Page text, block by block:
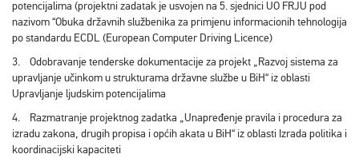
potencijalima (projektni zadatak je usvojen na 5. sjednici UO FRJU pod
nazivom “Obuka državnih službenika za primjenu informacionih tehnologija
po standardu ECDL (European Computer Driving Licence)
3. Odobravanje tenderske dokumentacije za projekt „Razvoj sistema za
upravljanje učinkom u strukturama državne službe u BiH“ iz oblasti
Upravljanjе ljudskim potencijalima
4. Razmatranje projektnog zadatka „Unapređenje pravila i procedura za
izradu zakona, drugih propisa i općih akata u BiH“ iz oblasti Izrada politika i
koordinacijski kapaciteti